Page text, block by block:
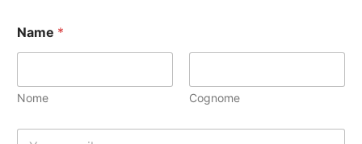
Name *
Nome Cognome
E